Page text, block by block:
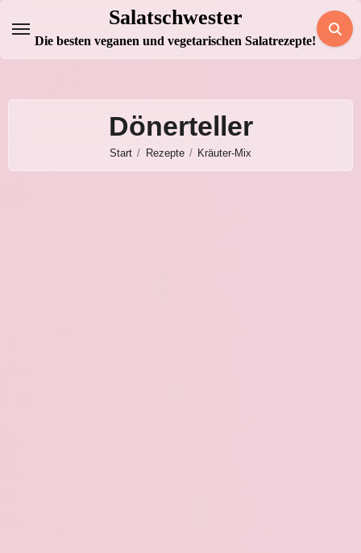
Inhalt
springen
Salatschwester
Die besten veganen und vegetarischen Salatrezepte!
Dönerteller
Start Rezepte Kräuter-Mix